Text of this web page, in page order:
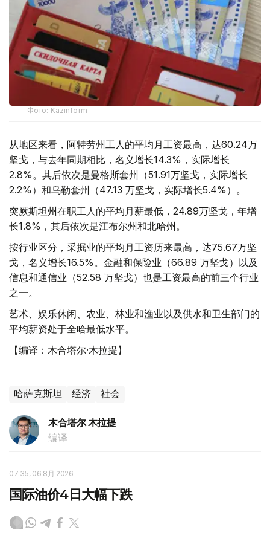
Фото: Kazinform
从地区来看，阿特劳州工人的平均月工资最高，达60.24万
坚戈，与去年同期相比，名义增长14.3%，实际增长
2.8%。其后依次是曼格斯套州（51.91万坚戈，实际增长
2.2%）和乌勒套州（47.13 万坚戈，实际增长5.4%）。
突厥斯坦州在职工人的平均月薪最低，24.89万坚戈，年增
长1.8%，其后依次是江布尔州和北哈州。
按行业区分，采掘业的平均月工资历来最高，达75.67万坚
戈，名义增长16.5%。金融和保险业（66.89 万坚戈）以及
信息和通信业（52.58 万坚戈）也是工资最高的前三个行业
之一。
艺术、娱乐休闲、农业、林业和渔业以及供水和卫生部门的
平均薪资处于全哈最低水平。
【编译：木合塔尔·木拉提】
哈萨克斯坦 经济 社会
木合塔尔 木拉提
编译
07:35, 06 8月 2026
国际油价4日大幅下跌